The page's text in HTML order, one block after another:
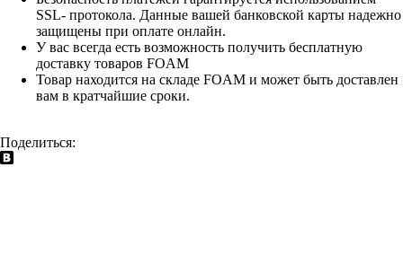
SSL- протокола. Данные вашей банковской карты надежно
защищены при оплате онлайн.
У вас всегда есть возможность получить бесплатную
доставку товаров FOAM
Товар находится на складе FOAM и может быть доставлен
вам в кратчайшие сроки.
Поделиться: